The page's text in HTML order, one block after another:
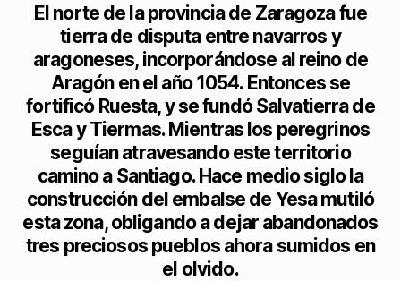
El norte de la provincia de Zaragoza fue
tierra de disputa entre navarros y
aragoneses, incorporándose al reino de
Aragón en el año 1054. Entonces se
fortificó Ruesta, y se fundó Salvatierra de
Esca y Tiermas. Mientras los peregrinos
seguían atravesando este territorio
camino a Santiago. Hace medio siglo la
construcción del embalse de Yesa mutiló
esta zona, obligando a dejar abandonados
tres preciosos pueblos ahora sumidos en
el olvido.